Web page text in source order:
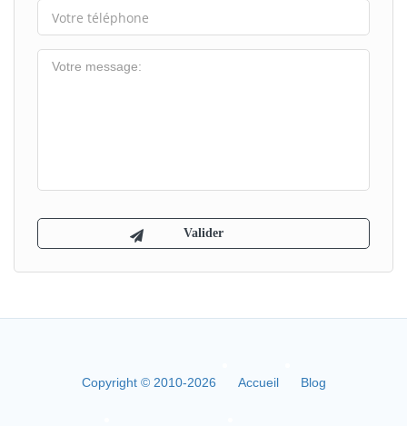
Copyright © 2010-2026 Accueil Blog